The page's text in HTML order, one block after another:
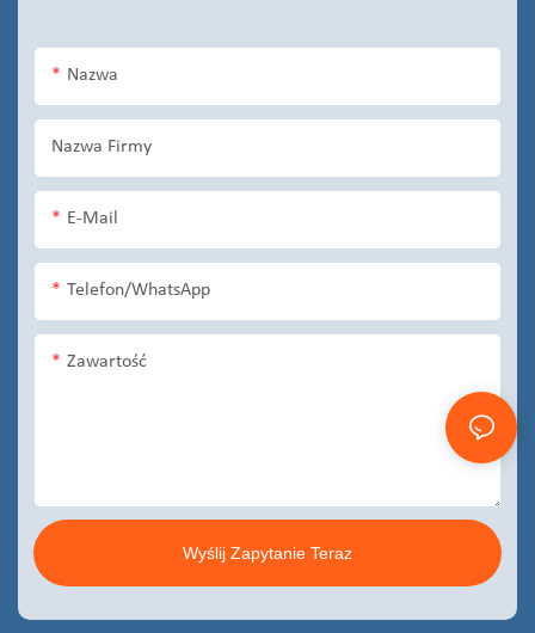
Nazwa
Nazwa Firmy
E-Mail
Telefon/WhatsApp
Zawartość
Wyślij Zapytanie Teraz